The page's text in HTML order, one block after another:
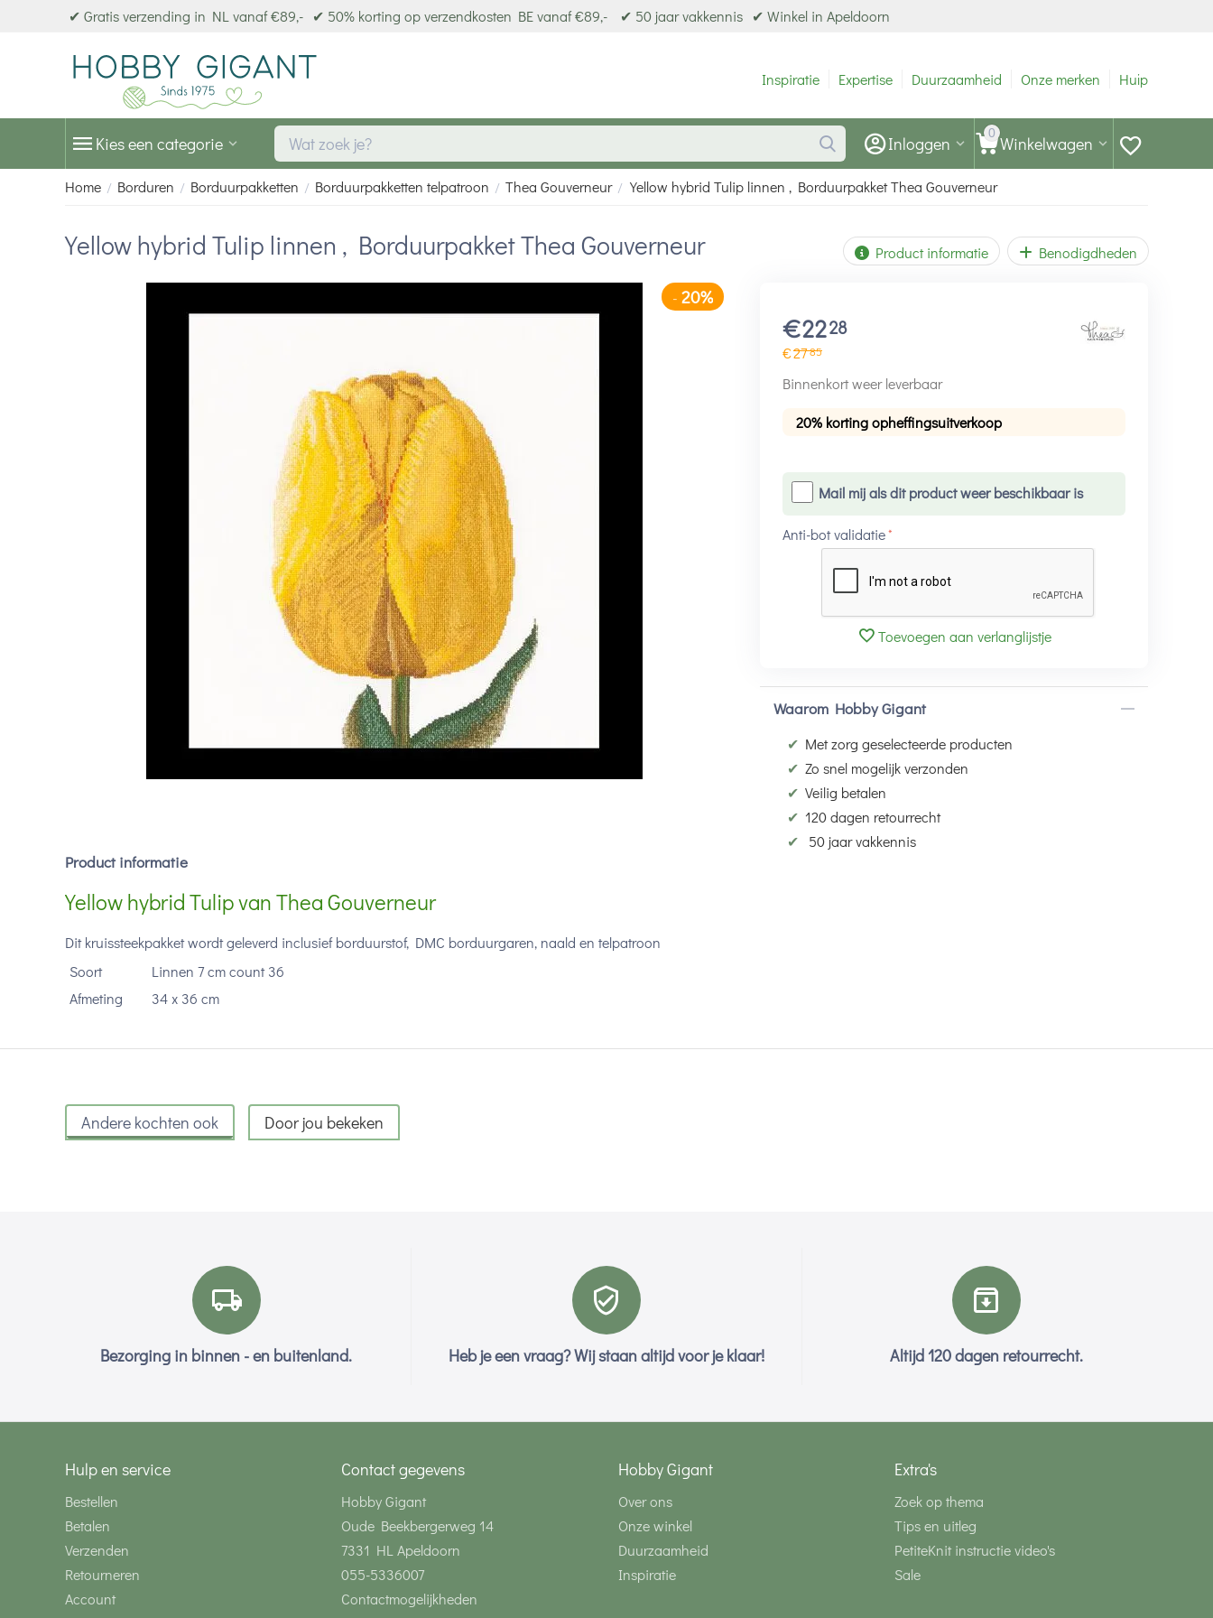
✔ Gratis verzending in NL vanaf €89,- ✔ 50% korting op verzendkosten BE vanaf €89,- ✔ 50 jaar vakkennis ✔ Winkel in Apeldoorn
Inspiratie Expertise Duurzaamheid Onze merken Hulp
Kies een categorie 0 Winkelwagen
Inloggen
Home / Borduren / Borduurpakketten / Borduurpakketten telpatroon / Thea Gouverneur / Yellow hybrid Tulip linnen , Borduurpakket Thea Gouverneur
Yellow hybrid Tulip linnen , Borduurpakket Thea Gouverneur Product informatie Benodigdheden
-20%
€2228
€2785
Binnenkort weer leverbaar
20% korting opheffingsuitverkoop
Mail mij als dit product weer beschikbaar is
Anti-bot validatie
Toevoegen aan verlanglijstje
Waarom Hobby Gigant
✔ Met zorg geselecteerde producten
✔ Zo snel mogelijk verzonden
✔ Veilig betalen
✔ 120 dagen retourrecht
✔
50 jaar vakkennis
Product informatie
Yellow hybrid Tulip van Thea Gouverneur
Dit kruissteekpakket wordt geleverd inclusief borduurstof, DMC borduurgaren, naald en telpatroon
Soort
Linnen 7 cm count 36
Afmeting
34 x 36 cm
Andere kochten ook Door jou bekeken
Bezorging in binnen - en buitenland. Heb je een vraag? Wij staan altijd voor je klaar! Altijd 120 dagen retourrecht.
Hulp en service
Bestellen
Betalen
Verzenden
Retourneren
Account
Contact gegevens
Hobby Gigant
Oude Beekbergerweg 14
7331 HL Apeldoorn
055-5336007
Contactmogelijkheden
Hobby Gigant
Over ons
Onze winkel
Duurzaamheid
Inspiratie
Extra's
Zoek op thema
Tips en uitleg
PetiteKnit instructie video's
Sale